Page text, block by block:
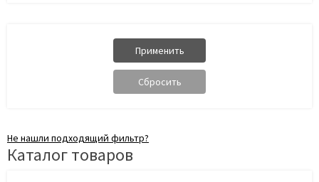
Не нашли подходящий фильтр?
Каталог товаров